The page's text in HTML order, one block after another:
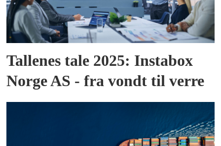
Tallenes tale 2025: Instabox
Norge AS - fra vondt til verre